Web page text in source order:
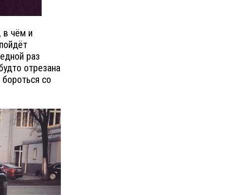
в чём и
раз
отрезана
со